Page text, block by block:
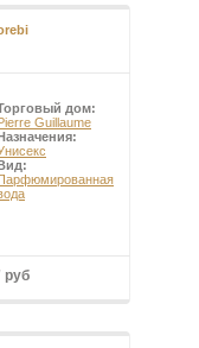
и таким
дом:
Guillaume
руб